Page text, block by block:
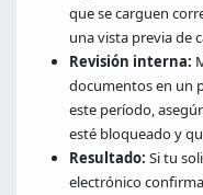
que se carguen
una vista previa de
Revisión interna:
documentos en un
este período,
esté bloqueado y
Resultado: Si tu
electrónico